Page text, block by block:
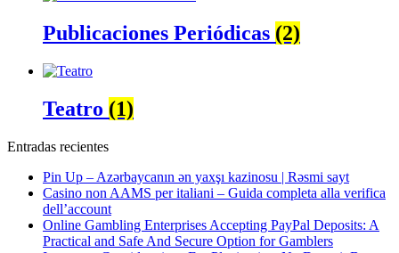
Publicaciones Periódicas (2)
Teatro (1)
Entradas recientes
Pin Up – Azərbaycanın ən yaxşı kazinosu | Rəsmi sayt
Casino non AAMS per italiani – Guida completa alla verifica
dell’account
Online Gambling Enterprises Accepting PayPal Deposits: A
Practical and Safe And Secure Option for Gamblers